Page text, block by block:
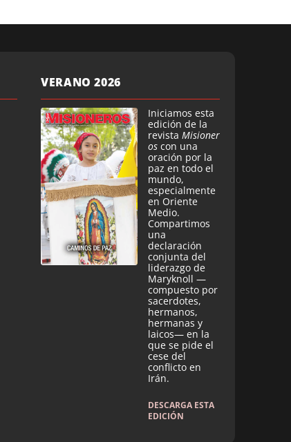
VERANO 2026
Iniciamos esta
edición de la
revista Misioner
os con una
oración por la
paz en todo el
mundo,
especialmente
en Oriente
Medio.
Compartimos
una
declaración
conjunta del
liderazgo de
Maryknoll —
compuesto por
sacerdotes,
hermanos,
hermanas y
laicos— en la
que se pide el
cese del
conflicto en
Irán.
DESCARGA ESTA
EDICIÓN